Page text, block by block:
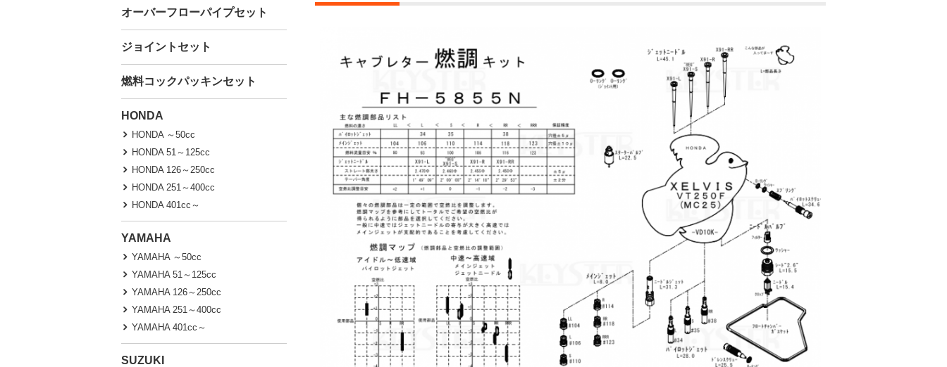
オーバーフローパイプセット
ジョイントセット
燃料コックパッキンセット
HONDA
HONDA ～50cc
HONDA 51～125cc
HONDA 126～250cc
HONDA 251～400cc
HONDA 401cc～
YAMAHA
YAMAHA ～50cc
YAMAHA 51～125cc
YAMAHA 126～250cc
YAMAHA 251～400cc
YAMAHA 401cc～
SUZUKI